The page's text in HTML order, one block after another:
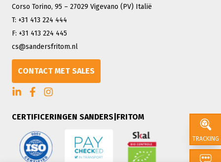
TRACKING
Corso Torino, 95 – 27029 Vigevano (PV) Italië
T: +31 413 224 444
F: +31 413 224 445
cs@sandersfritom.nl
CONTACT MET SALES
CERTIFICERINGEN SANDERS|FRITOM